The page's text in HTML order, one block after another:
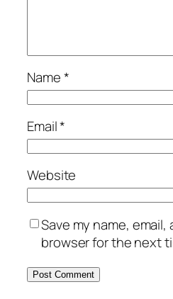
Name*
Email*
Website
Save my name,
browser for the next